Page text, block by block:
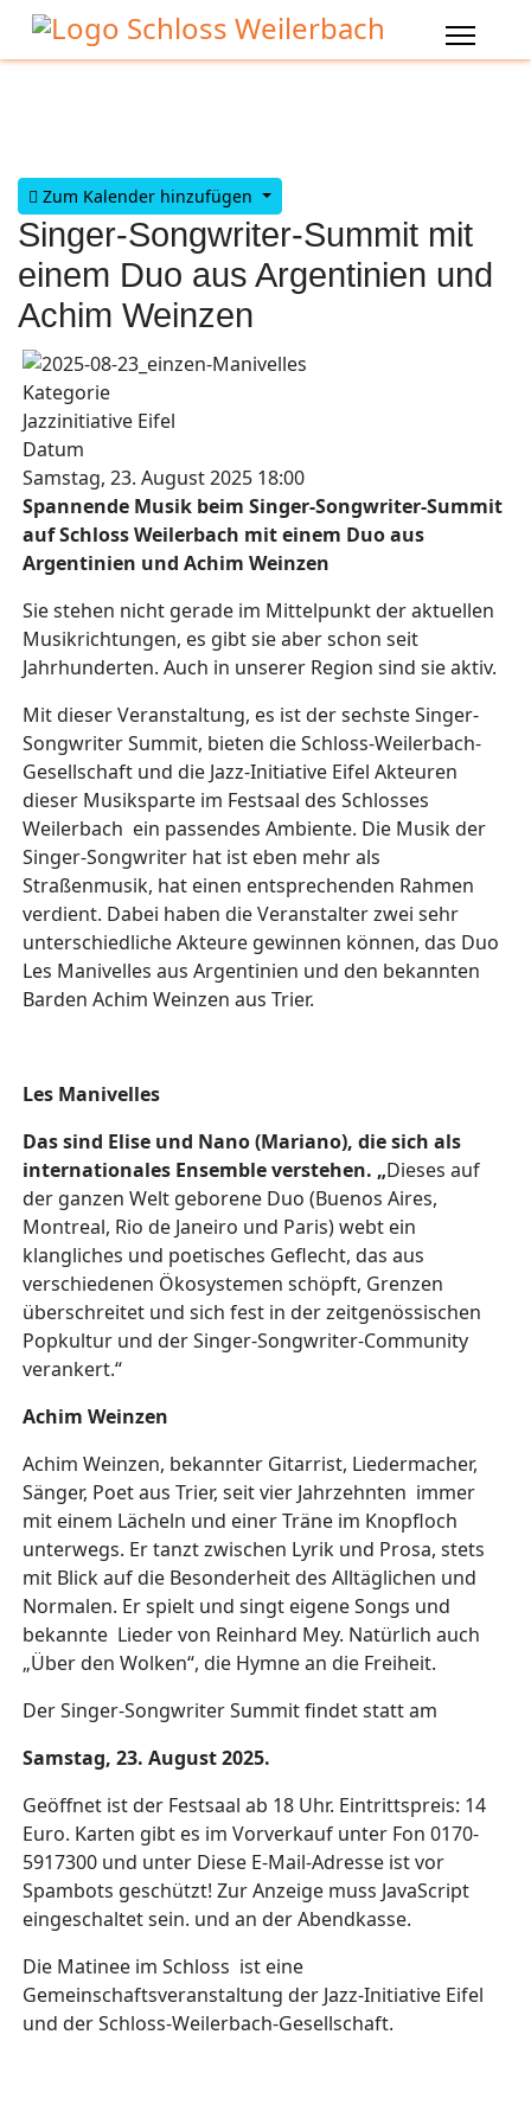
Zum Kalender hinzufügen
Singer-Songwriter-Summit mit
einem Duo aus Argentinien und
Achim Weinzen
Kategorie
Jazzinitiative Eifel
Datum
Samstag, 23. August 2025 18:00
Spannende Musik beim Singer-Songwriter-Summit
auf Schloss Weilerbach mit einem Duo aus
Argentinien und Achim Weinzen
Sie stehen nicht gerade im Mittelpunkt der aktuellen
Musikrichtungen, es gibt sie aber schon seit
Jahrhunderten. Auch in unserer Region sind sie aktiv.
Mit dieser Veranstaltung, es ist der sechste Singer-
Songwriter Summit, bieten die Schloss-Weilerbach-
Gesellschaft und die Jazz-Initiative Eifel Akteuren
dieser Musiksparte im Festsaal des Schlosses
Weilerbach ein passendes Ambiente. Die Musik der
Singer-Songwriter hat ist eben mehr als
Straßenmusik, hat einen entsprechenden Rahmen
verdient. Dabei haben die Veranstalter zwei sehr
unterschiedliche Akteure gewinnen können, das Duo
Les Manivelles aus Argentinien und den bekannten
Barden Achim Weinzen aus Trier.
Les Manivelles
Das sind Elise und Nano (Mariano), die sich als
internationales Ensemble verstehen. „Dieses auf
der ganzen Welt geborene Duo (Buenos Aires,
Montreal, Rio de Janeiro und Paris) webt ein
klangliches und poetisches Geflecht, das aus
verschiedenen Ökosystemen schöpft, Grenzen
überschreitet und sich fest in der zeitgenössischen
Popkultur und der Singer-Songwriter-Community
verankert.“
Achim Weinzen
Achim Weinzen, bekannter Gitarrist, Liedermacher,
Sänger, Poet aus Trier, seit vier Jahrzehnten immer
mit einem Lächeln und einer Träne im Knopfloch
unterwegs. Er tanzt zwischen Lyrik und Prosa, stets
mit Blick auf die Besonderheit des Alltäglichen und
Normalen. Er spielt und singt eigene Songs und
bekannte Lieder von Reinhard Mey. Natürlich auch
„Über den Wolken“, die Hymne an die Freiheit.
Der Singer-Songwriter Summit findet statt am
Samstag, 23. August 2025.
Geöffnet ist der Festsaal ab 18 Uhr. Eintrittspreis: 14
Euro. Karten gibt es im Vorverkauf unter Fon 0170-
5917300 und unter Diese E-Mail-Adresse ist vor
Spambots geschützt! Zur Anzeige muss JavaScript
eingeschaltet sein. und an der Abendkasse.
Die Matinee im Schloss ist eine
Gemeinschaftsveranstaltung der Jazz-Initiative Eifel
und der Schloss-Weilerbach-Gesellschaft.